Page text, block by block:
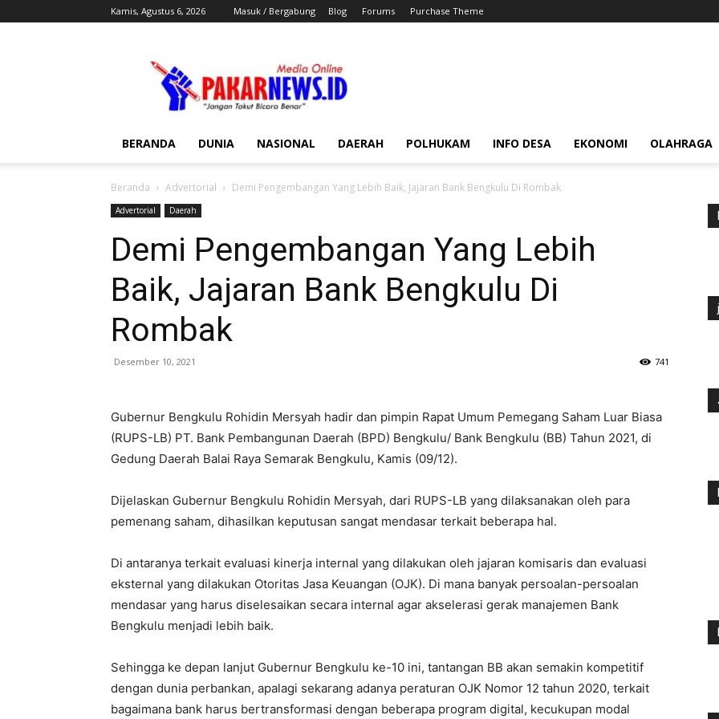
Kamis, Agustus 6, 2026 Masuk / Bergabung Blog Forums Purchase Theme
BERANDA DUNIA NASIONAL DAERAH POLHUKAM INFO DESA EKONOMI OLAHRAGA
Beranda Advertorial Demi Pengembangan Yang Lebih Baik, Jajaran Bank Bengkulu Di Rombak
Advertorial Daerah
Demi Pengembangan Yang Lebih
Baik, Jajaran Bank Bengkulu Di
Rombak
Desember 10, 2021 741
Gubernur Bengkulu Rohidin Mersyah hadir dan pimpin Rapat Umum Pemegang Saham Luar Biasa
(RUPS-LB) PT. Bank Pembangunan Daerah (BPD) Bengkulu/ Bank Bengkulu (BB) Tahun 2021, di
Gedung Daerah Balai Raya Semarak Bengkulu, Kamis (09/12).
Dijelaskan Gubernur Bengkulu Rohidin Mersyah, dari RUPS-LB yang dilaksanakan oleh para
pemenang saham, dihasilkan keputusan sangat mendasar terkait beberapa hal.
Di antaranya terkait evaluasi kinerja internal yang dilakukan oleh jajaran komisaris dan evaluasi
eksternal yang dilakukan Otoritas Jasa Keuangan (OJK). Di mana banyak persoalan-persoalan
mendasar yang harus diselesaikan secara internal agar akselerasi gerak manajemen Bank
Bengkulu menjadi lebih baik.
Sehingga ke depan lanjut Gubernur Bengkulu ke-10 ini, tantangan BB akan semakin kompetitif
dengan dunia perbankan, apalagi sekarang adanya peraturan OJK Nomor 12 tahun 2020, terkait
bagaimana bank harus bertransformasi dengan beberapa program digital, kecukupan modal